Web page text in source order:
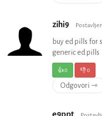
zihi9
buy ed pills for
generic ed pills
👍0 👎0
Odgovori ⇾